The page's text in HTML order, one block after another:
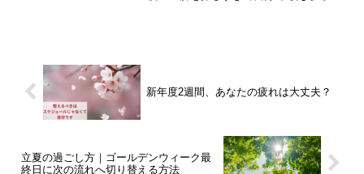
新年度2週間、あなたの疲れは大丈夫？
立夏の過ごし方｜ゴールデンウィーク最
終日に次の流れへ切り替える方法